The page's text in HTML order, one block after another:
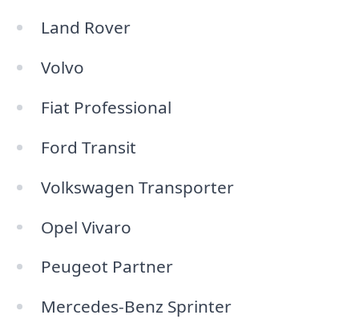
Land Rover
Volvo
Fiat Professional
Ford Transit
Volkswagen Transporter
Opel Vivaro
Peugeot Partner
Mercedes-Benz Sprinter